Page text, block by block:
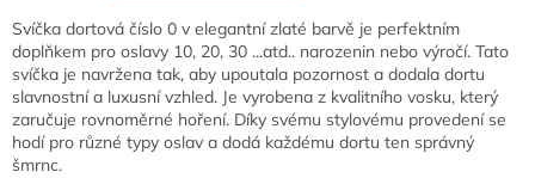
Svíčka dortová číslo 0 v elegantní zlaté barvě je perfektním
doplňkem pro oslavy 10, 20, 30 ...atd.. narozenin nebo výročí. Tato
svíčka je navržena tak, aby upoutala pozornost a dodala dortu
slavnostní a luxusní vzhled. Je vyrobena z kvalitního vosku, který
zaručuje rovnoměrné hoření. Díky svému stylovému provedení se
hodí pro různé typy oslav a dodá každému dortu ten správný
šmrnc.